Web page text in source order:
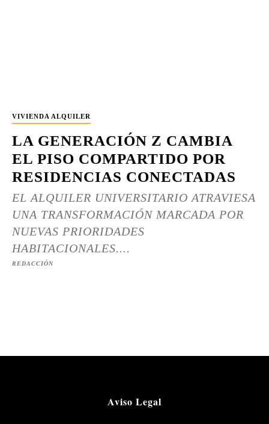
VIVIENDA ALQUILER
LA GENERACIÓN Z CAMBIA
EL PISO COMPARTIDO POR
RESIDENCIAS CONECTADAS
EL ALQUILER UNIVERSITARIO ATRAVIESA
UNA TRANSFORMACIÓN MARCADA POR
NUEVAS PRIORIDADES
HABITACIONALES....
REDACCIÓN
Aviso Legal